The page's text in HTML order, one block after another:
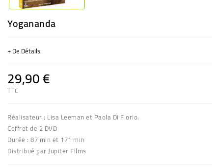
Yogananda
+ De Détails
29,90 €
TTC
Réalisateur : Lisa Leeman et Paola Di Florio.
Coffret de 2 DVD
Durée : 87 min et 171 min
Distribué par Jupiter Films